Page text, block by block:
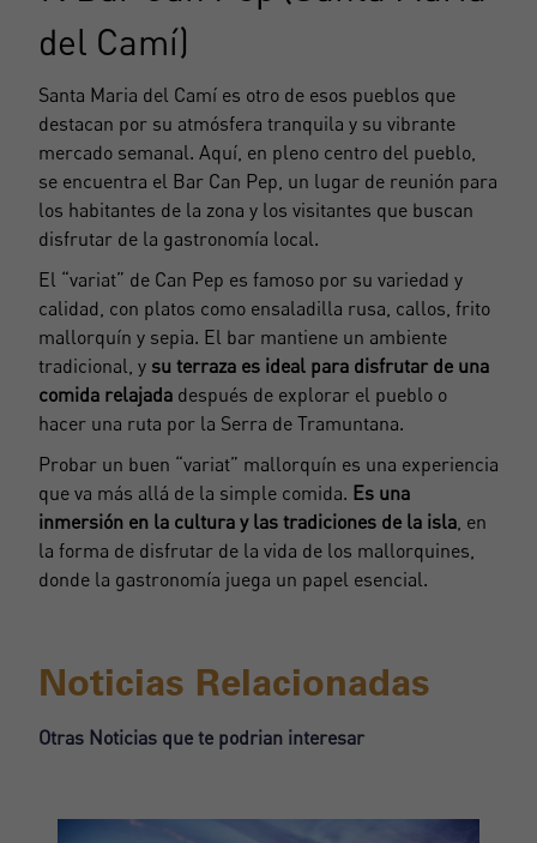
del Camí)
Santa Maria del Camí es otro de esos pueblos que
destacan por su atmósfera tranquila y su vibrante
mercado semanal. Aquí, en pleno centro del pueblo,
se encuentra el Bar Can Pep, un lugar de reunión para
los habitantes de la zona y los visitantes que buscan
disfrutar de la gastronomía local.
El “variat” de Can Pep es famoso por su variedad y
calidad, con platos como ensaladilla rusa, callos, frito
mallorquín y sepia. El bar mantiene un ambiente
tradicional, y su terraza es ideal para disfrutar de una
comida relajada después de explorar el pueblo o
hacer una ruta por la Serra de Tramuntana.
Probar un buen “variat” mallorquín es una experiencia
que va más allá de la simple comida. Es una
inmersión en la cultura y las tradiciones de la isla , en
la forma de disfrutar de la vida de los mallorquines,
donde la gastronomía juega un papel esencial.
Noticias Relacionadas
Otras Noticias que te podrian interesar